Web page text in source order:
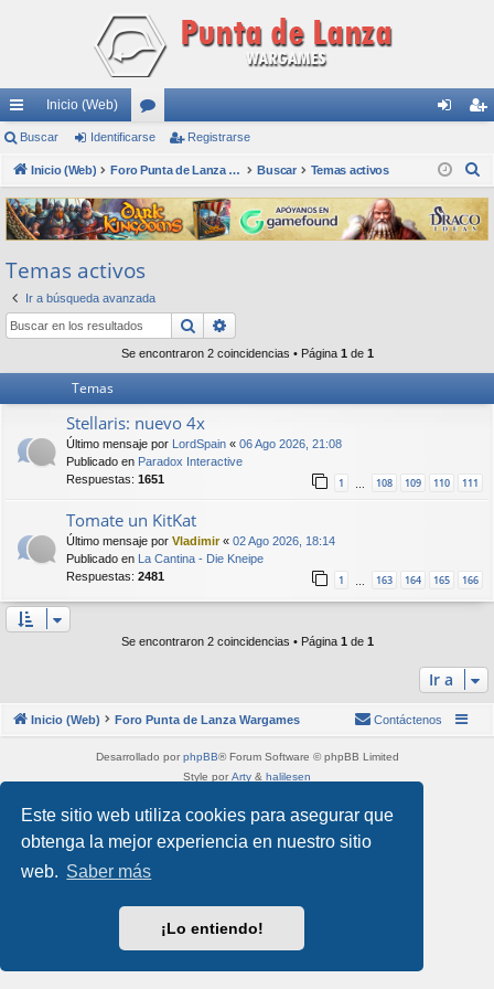
Este sitio web utiliza cookies para asegurar que
obtenga la mejor experiencia en nuestro sitio
web. Saber más
¡Lo entiendo!
nl
ac
es
rá
pi
do
s
Inicio (Web)
or
os nti
fic
ar
ist
ra
rs
Buscar Identificarse Registrarse
Inicio (Web) Foro Punta de Lanza Wargames Buscar Temas activos
s
c
Temas activos
Ir a búsqueda avanzada
Buscar
Se encontraron 2 coincidencias • Página 1 de 1
Temas
Stellaris: nuevo 4x
Último mensaje por LordSpain « 06 Ago 2026, 21:08
Publicado en Paradox Interactive
Respuestas: 1651 1 108 109 110 111
Tomate un KitKat
Último mensaje por Vladimir« 02 Ago 2026, 18:14
Publicado en La Cantina - Die Kneipe
Respuestas: 2481 1 163 164 165 166
Se encontraron 2 coincidencias • Página 1 de 1
Ir a
Inicio (Web) Foro Punta de Lanza Wargames Contáctenos
Desarrollado por phpBB® Forum Software © phpBB Limited
Style por Arty & halilesen
Privacidad| Condiciones